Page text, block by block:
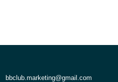
bbclub.marketing@gmail.com